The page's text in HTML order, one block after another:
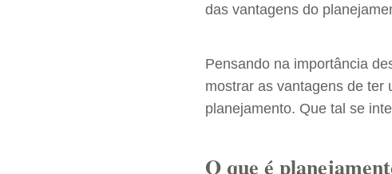
das vantagens do
Pensando na importância
mostrar as vantagens de ter
planejamento. Que tal se
O que é